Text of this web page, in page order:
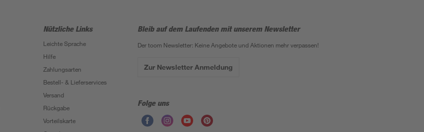
Nützliche Links
Leichte Sprache
Hilfe
Zahlungsarten
Bestell- & Lieferservices
Versand
Rückgabe
Vorteilskarte
Bleib auf dem Laufenden mit unserem Newsletter
Der toom Newsletter: Keine Angebote und Aktionen mehr verpassen!
Zur Newsletter Anmeldung
Folge uns